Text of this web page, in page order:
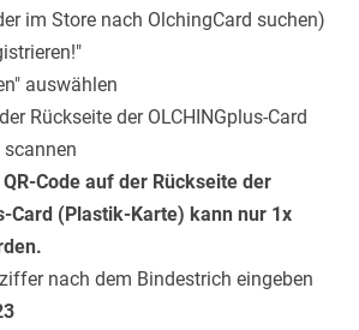
im Store nach OlchingCard suchen)
auswählen
Rückseite der OLCHINGplus-Card
Code auf der Rückseite der
Card (Plastik-Karte) kann nur 1x
nach dem Bindestrich eingeben